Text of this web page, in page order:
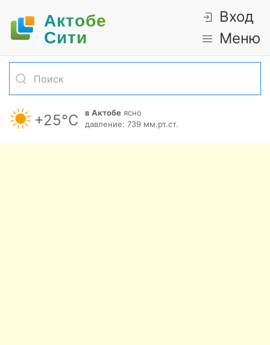
Актобе
Cити
Вход
Меню
+25°С в Актобе ясно
давление: 739 мм.рт.ст.